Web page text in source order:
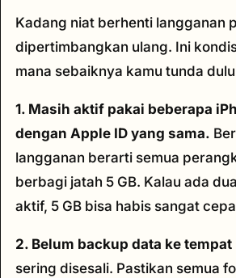
Kadang niat berhenti langganan
dipertimbangkan ulang. Ini
mana sebaiknya kamu tunda
1. Masih aktif pakai beberapa
dengan Apple ID yang sama.
langganan berarti semua
berbagi jatah 5 GB. Kalau ada
aktif, 5 GB bisa habis sangat
2. Belum backup data ke tempat
sering disesali. Pastikan semua